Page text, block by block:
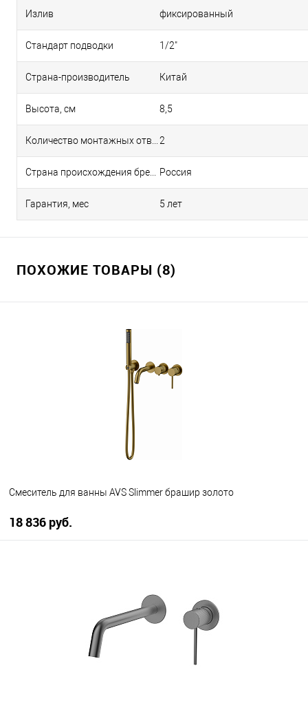
Излив фиксированный
Стандарт подводки 1/2"
Страна-производитель Китай
Высота, см 8,5
2
Россия
Гарантия, мес 5 лет
ПОХОЖИЕ ТОВАРЫ (8)
Смеситель для ванны AVS Slimmer брашир золото
18 836 руб.
В наличии